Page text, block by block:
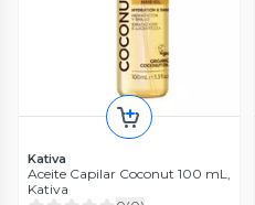
Kativa
Aceite Capilar Coconut 100 mL,
Kativa